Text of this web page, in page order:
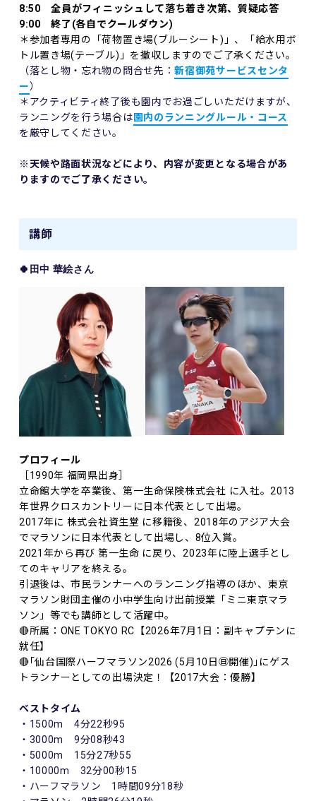
8:50 全員がフィニッシュして落ち着き次第、質疑応答
9:00 終了(各自でクールダウン)
＊参加者専用の「荷物置き場(ブルーシート)」、「給水用ボ
トル置き場(テーブル)」を撤収しますのでご了承ください。
（落とし物・忘れ物の問合せ先：新宿御苑サービスセンタ
ー）
＊アクティビティ終了後も園内でお過ごしいただけますが、
ランニングを行う場合は園内のランニングルール・コース
を厳守してください。
※天候や路面状況などにより、内容が変更となる場合があ
りますのでご了承ください。
講師
🍀田中 華絵さん
プロフィール
［1990年 福岡県出身］
立命館大学を卒業後、第一生命保険株式会社 に入社。2013
年世界クロスカントリーに日本代表として出場。
2017年に 株式会社資生堂 に移籍後、2018年のアジア大会
でマラソンに日本代表として出場し、8位入賞。
2021年から再び 第一生命 に戻り、2023年に陸上選手とし
てのキャリアを終える。
引退後は、市民ランナーへのランニング指導のほか、東京
マラソン財団主催の小中学生向け出前授業「ミニ東京マラ
ソン」等でも講師として活躍中。
🔴所属：ONE TOKYO RC【2026年7月1日：副キャプテンに
就任】
🔴｢仙台国際ハーフマラソン2026 (5月10日㊐開催)｣にゲス
トランナーとしての出場決定！【2017大会：優勝】
ベストタイム
・1500m 4分22秒95
・3000m 9分08秒43
・5000m 15分27秒55
・10000m 32分00秒15
・ハーフマラソン 1時間09分18秒